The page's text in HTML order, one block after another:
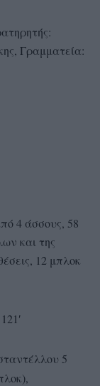
Γραμματεία:
4 άσσους, 58
και της
12 μπλοκ
5